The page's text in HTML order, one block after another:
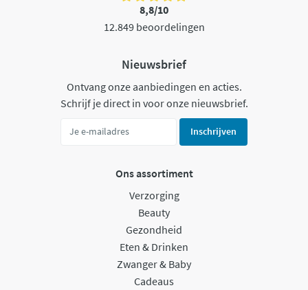
8,8/10
12.849 beoordelingen
Nieuwsbrief
Ontvang onze aanbiedingen en acties.
Schrijf je direct in voor onze nieuwsbrief.
Inschrijven
Ons assortiment
Verzorging
Beauty
Gezondheid
Eten & Drinken
Zwanger & Baby
Cadeaus